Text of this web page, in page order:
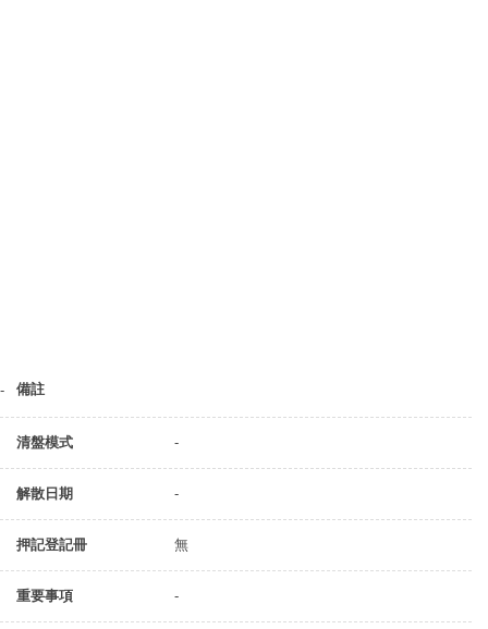
備註
-
清盤模式 -
解散日期 -
押記登記冊 無
重要事項 -